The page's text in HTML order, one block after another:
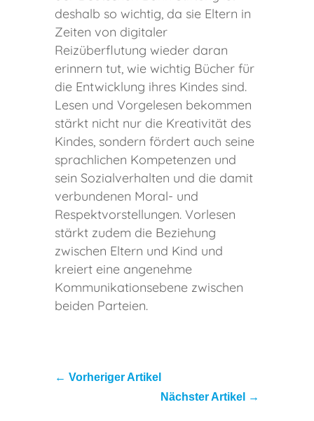
deshalb so wichtig, da sie Eltern in
Zeiten von digitaler
Reizüberflutung wieder daran
erinnern tut, wie wichtig Bücher für
die Entwicklung ihres Kindes sind.
Lesen und Vorgelesen bekommen
stärkt nicht nur die Kreativität des
Kindes, sondern fördert auch seine
sprachlichen Kompetenzen und
sein Sozialverhalten und die damit
verbundenen Moral- und
Respektvorstellungen. Vorlesen
stärkt zudem die Beziehung
zwischen Eltern und Kind und
kreiert eine angenehme
Kommunikationsebene zwischen
beiden Parteien.
←Vorheriger Artikel
Nächster Artikel
→